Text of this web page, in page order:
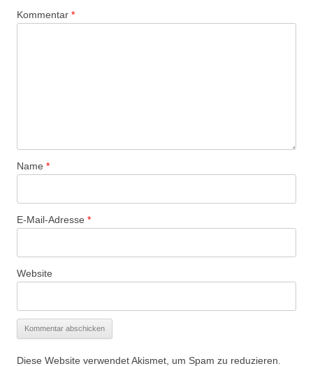
Kommentar *
Name *
E-Mail-Adresse *
Website
Diese Website verwendet Akismet, um Spam zu reduzieren.